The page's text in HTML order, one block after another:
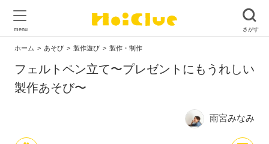
ホーム あそび 製作遊び 製作・制作
フェルトペン立て〜プレゼントにもうれしい
製作あそび〜
雨宮みなみ